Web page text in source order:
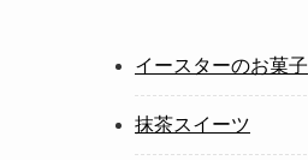
イースターのお菓子
抹茶スイーツ